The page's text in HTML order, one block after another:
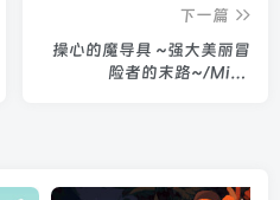
下一篇
操心的魔导具 ~强大美丽冒
险者的末路~/Mind